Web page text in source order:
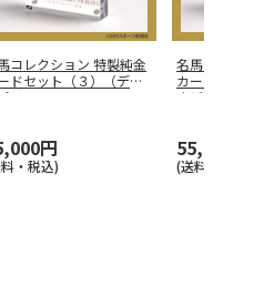
コレクション 特製純金
ドセット（３）（ディ
イン
円
・税込)
名馬コレク
カードセッ
ナビスタ
55,000円
(送料・税込)